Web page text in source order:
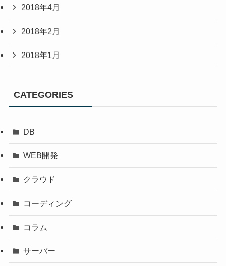
2018年4月
2018年2月
2018年1月
CATEGORIES
DB
WEB開発
クラウド
コーディング
コラム
サーバー